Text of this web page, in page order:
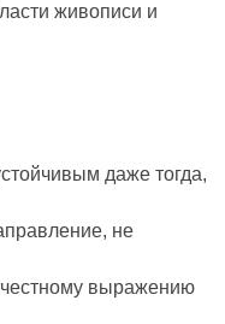
живописи и
даже тогда,
не
честному выражению